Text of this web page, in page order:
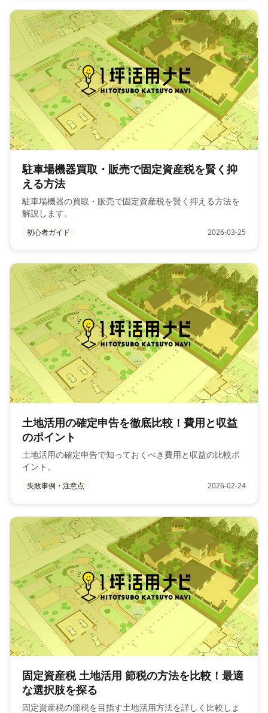
駐車場機器買取・販売で固定資産税を賢く抑
える方法
駐車場機器の買取・販売で固定資産税を賢く抑える方法を
解説します。
初心者ガイド 2026-03-25
土地活用の確定申告を徹底比較！費用と収益
のポイント
土地活用の確定申告で知っておくべき費用と収益の比較ポ
イント。
失敗事例・注意点 2026-02-24
固定資産税 土地活用 節税の方法を比較！最適
な選択肢を探る
固定資産税の節税を目指す土地活用方法を詳しく比較しま